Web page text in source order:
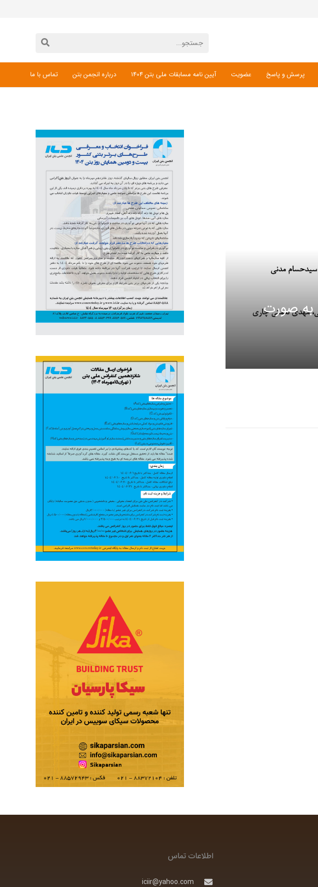
پرسش و پاسخ عضویت آیین نامه مسابقات ملی بتن 1404 درباره انجمن بتن تماس با ما
خبرنامه داخلی شماره 4 انجمن علمی بتن ویژه پاییز 99 به صورت
اطلاعات تماس
iciir@yahoo.com